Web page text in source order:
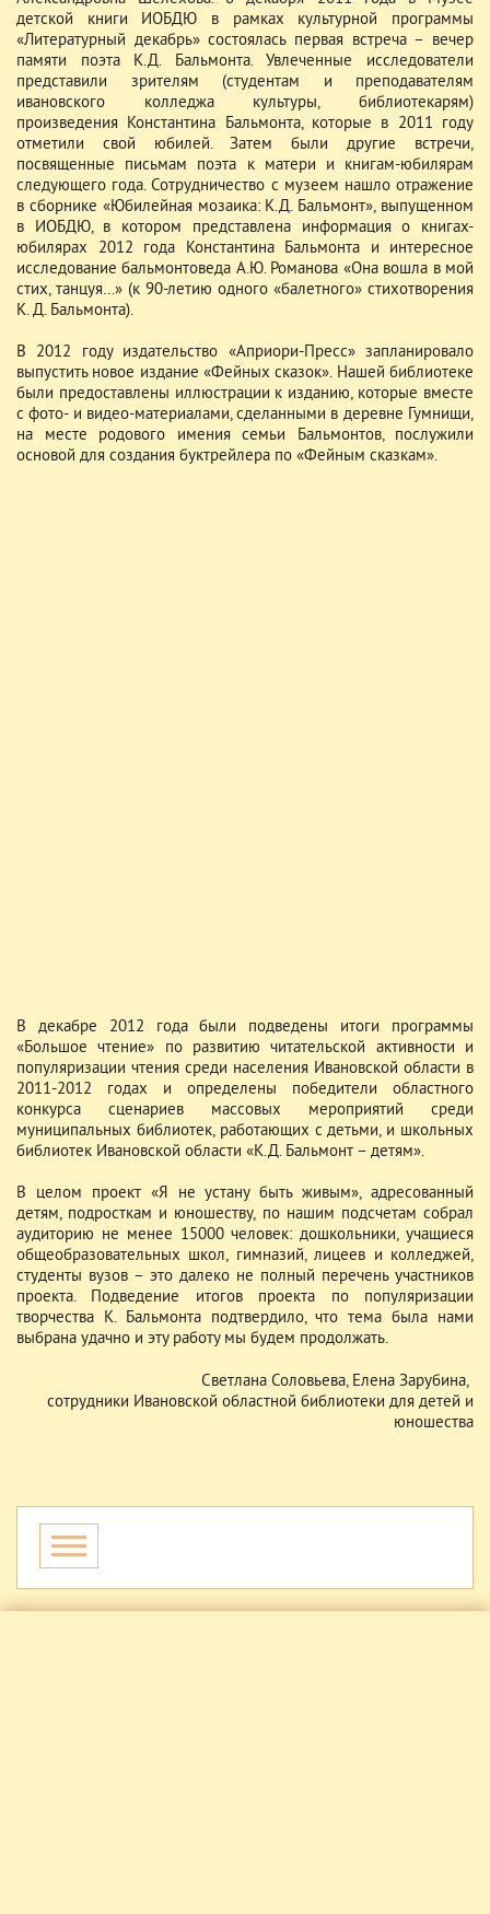
детской книги ИОБДЮ в рамках культурной программы
«Литературный декабрь» состоялась первая встреча – вечер
памяти поэта К.Д. Бальмонта. Увлеченные исследователи
представили зрителям (студентам и преподавателям
ивановского колледжа культуры, библиотекарям)
произведения Константина Бальмонта, которые в 2011 году
отметили свой юбилей. Затем были другие встречи,
посвященные письмам поэта к матери и книгам-юбилярам
следующего года. Сотрудничество с музеем нашло отражение
в сборнике «Юбилейная мозаика: К.Д. Бальмонт», выпущенном
в ИОБДЮ, в котором представлена информация о книгах-
юбилярах 2012 года Константина Бальмонта и интересное
исследование бальмонтоведа А.Ю. Романова «Она вошла в мой
стих, танцуя…» (к 90-летию одного «балетного» стихотворения
К. Д. Бальмонта).
В 2012 году издательство «Априори-Пресс» запланировало
выпустить новое издание «Фейных сказок». Нашей библиотеке
были предоставлены иллюстрации к изданию, которые вместе
с фото- и видео-материалами, сделанными в деревне Гумнищи,
на месте родового имения семьи Бальмонтов, послужили
основой для создания буктрейлера по «Фейным сказкам».
В декабре 2012 года были подведены итоги программы
«Большое чтение» по развитию читательской активности и
популяризации чтения среди населения Ивановской области в
2011-2012 годах и определены победители областного
конкурса сценариев массовых мероприятий среди
муниципальных библиотек, работающих с детьми, и школьных
библиотек Ивановской области «К.Д. Бальмонт – детям».
В целом проект «Я не устану быть живым», адресованный
детям, подросткам и юношеству, по нашим подсчетам собрал
аудиторию не менее 15000 человек: дошкольники, учащиеся
общеобразовательных школ, гимназий, лицеев и колледжей,
студенты вузов – это далеко не полный перечень участников
проекта. Подведение итогов проекта по популяризации
творчества К. Бальмонта подтвердило, что тема была нами
выбрана удачно и эту работу мы будем продолжать.
Светлана Соловьева, Елена Зарубина,
сотрудники Ивановской областной библиотеки для детей и
юношества